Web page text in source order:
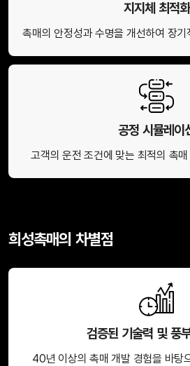
지지체 최적화
촉매의 안정성과 수명을 개선하여 장
공정 시뮬레이
고객의 운전 조건에 맞는 최적의 촉
희성촉매의 차별점
검증된 기술력 및 풍
40년 이상의 촉매 개발 경험을 바탕